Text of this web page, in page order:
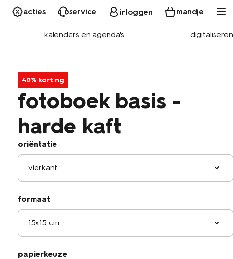
acties service inloggen mandje
kalenders en agenda's digitaliseren
40% korting
fotoboek basis -
harde kaft
oriëntatie
vierkant
formaat
15x15 cm
papierkeuze